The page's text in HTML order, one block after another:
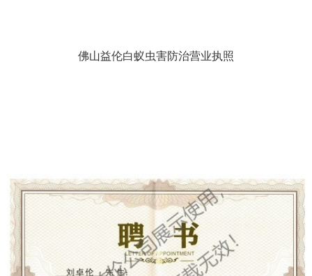
佛山益伦白蚁虫害防治营业执照